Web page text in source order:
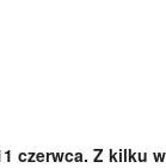
czerwca. Z kilku